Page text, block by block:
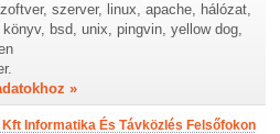
szerver, linux, apache, hálózat,
bsd, unix, pingvin, yellow dog,
»
Informatika És Távközlés Felsőfokon